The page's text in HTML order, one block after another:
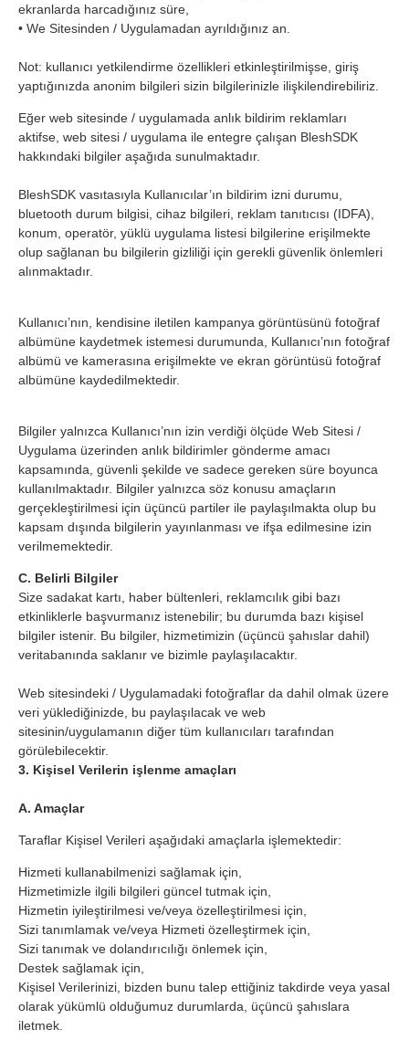
ekranlarda harcadığınız süre,
• We Sitesinden / Uygulamadan ayrıldığınız an.
Not: kullanıcı yetkilendirme özellikleri etkinleştirilmişse, giriş
yaptığınızda anonim bilgileri sizin bilgilerinizle ilişkilendirebiliriz.
Eğer web sitesinde / uygulamada anlık bildirim reklamları
aktifse, web sitesi / uygulama ile entegre çalışan BleshSDK
hakkındaki bilgiler aşağıda sunulmaktadır.
BleshSDK vasıtasıyla Kullanıcılar’ın bildirim izni durumu,
bluetooth durum bilgisi, cihaz bilgileri, reklam tanıtıcısı (IDFA),
konum, operatör, yüklü uygulama listesi bilgilerine erişilmekte
olup sağlanan bu bilgilerin gizliliği için gerekli güvenlik önlemleri
alınmaktadır.
Kullanıcı’nın, kendisine iletilen kampanya görüntüsünü fotoğraf
albümüne kaydetmek istemesi durumunda, Kullanıcı’nın fotoğraf
albümü ve kamerasına erişilmekte ve ekran görüntüsü fotoğraf
albümüne kaydedilmektedir.
Bilgiler yalnızca Kullanıcı’nın izin verdiği ölçüde Web Sitesi /
Uygulama üzerinden anlık bildirimler gönderme amacı
kapsamında, güvenli şekilde ve sadece gereken süre boyunca
kullanılmaktadır. Bilgiler yalnızca söz konusu amaçların
gerçekleştirilmesi için üçüncü partiler ile paylaşılmakta olup bu
kapsam dışında bilgilerin yayınlanması ve ifşa edilmesine izin
verilmemektedir.
C. Belirli Bilgiler
Size sadakat kartı, haber bültenleri, reklamcılık gibi bazı
etkinliklerle başvurmanız istenebilir; bu durumda bazı kişisel
bilgiler istenir. Bu bilgiler, hizmetimizin (üçüncü şahıslar dahil)
veritabanında saklanır ve bizimle paylaşılacaktır.
Web sitesindeki / Uygulamadaki fotoğraflar da dahil olmak üzere
veri yüklediğinizde, bu paylaşılacak ve web
sitesinin/uygulamanın diğer tüm kullanıcıları tarafından
görülebilecektir.
3. Kişisel Verilerin işlenme amaçları
A. Amaçlar
Taraflar Kişisel Verileri aşağıdaki amaçlarla işlemektedir:
Hizmeti kullanabilmenizi sağlamak için,
Hizmetimizle ilgili bilgileri güncel tutmak için,
Hizmetin iyileştirilmesi ve/veya özelleştirilmesi için,
Sizi tanımlamak ve/veya Hizmeti özelleştirmek için,
Sizi tanımak ve dolandırıcılığı önlemek için,
Destek sağlamak için,
Kişisel Verilerinizi, bizden bunu talep ettiğiniz takdirde veya yasal
olarak yükümlü olduğumuz durumlarda, üçüncü şahıslara
iletmek.